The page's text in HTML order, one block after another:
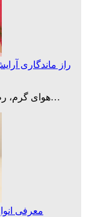
راز ماندگاری
هوای گرم، رطوبت بالا، تعریق و افزایش ترشح چربی پوست…
معرفی